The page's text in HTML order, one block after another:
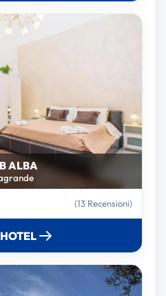
ALBA
(13 Recensioni)